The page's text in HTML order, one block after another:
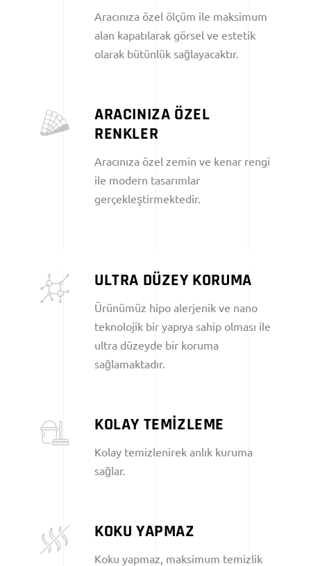
Aracınıza özel ölçüm ile maksimum
alan kapatılarak görsel ve estetik
olarak bütünlük sağlayacaktır.
ARACINIZA ÖZEL
RENKLER
Aracınıza özel zemin ve kenar rengi
ile modern tasarımlar
gerçekleştirmektedir.
ULTRA DÜZEY KORUMA
Ürünümüz hipo alerjenik ve nano
teknolojik bir yapıya sahip olması ile
ultra düzeyde bir koruma
sağlamaktadır.
KOLAY TEMİZLEME
Kolay temizlenirek anlık kuruma
sağlar.
KOKU YAPMAZ
Koku yapmaz, maksimum temizlik